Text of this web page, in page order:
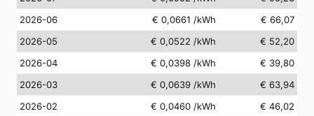
2026-06
€ 0,0661 /kWh
€ 66,07
2026-05
€ 0,0522 /kWh
€ 52,20
2026-04
€ 0,0398 /kWh
€ 39,80
2026-03
€ 0,0639 /kWh
€ 63,94
2026-02
€ 0,0460 /kWh
€ 46,02